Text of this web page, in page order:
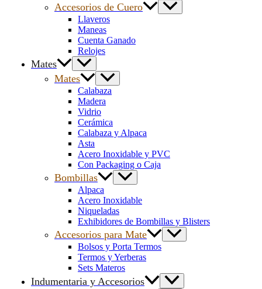
Accesorios de Cuero
Llaveros
Maneas
Cuenta Ganado
Relojes
Mates
Mates
Calabaza
Madera
Vidrio
Cerámica
Calabaza y Alpaca
Asta
Acero Inoxidable y PVC
Con Packaging o Caja
Bombillas
Alpaca
Acero Inoxidable
Niqueladas
Exhibidores de Bombillas y Blisters
Accesorios para Mate
Bolsos y Porta Termos
Termos y Yerberas
Sets Materos
Indumentaria y Accesorios